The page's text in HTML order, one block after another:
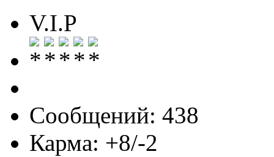
V.I.P
Сообщений: 438
Карма: +8/-2